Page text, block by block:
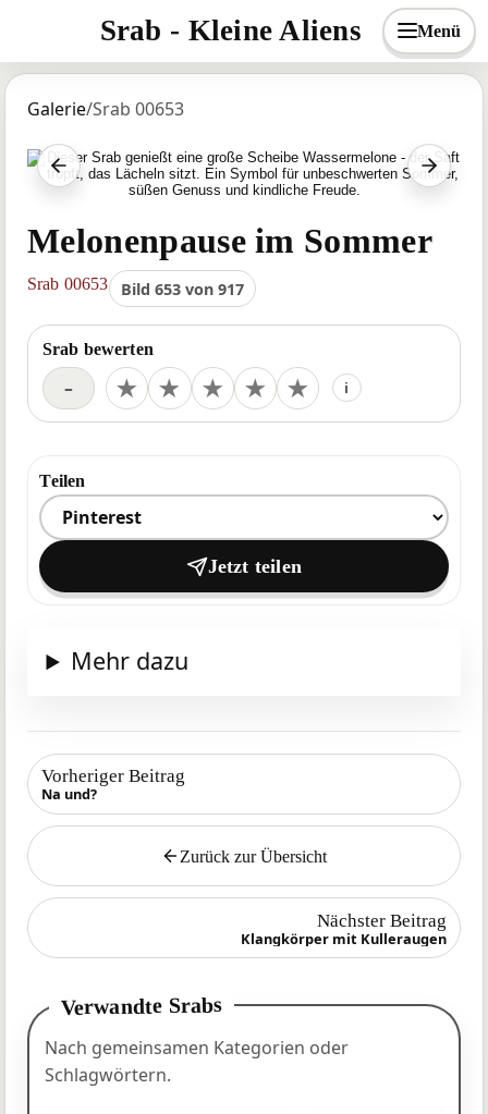
Srab - Kleine Aliens Menü
Galerie/Srab 00653
Vorheriger Srab
Melonenpause im Sommer
Srab 00653 Bild 653 von 917
Srab bewerten
– Deine Bewertung ★
★
★
★
★ i
Teilen
Ziel zum Teilen auswählenJetzt teilen
Mehr dazu
Vorheriger Beitrag
Na und?
Zurück
Zurück zur Übersicht
Nächster Beitrag
Klangkörper mit Kulleraugen
Verwandte Srabs
Nach gemeinsamen Kategorien oder
Schlagwörtern.